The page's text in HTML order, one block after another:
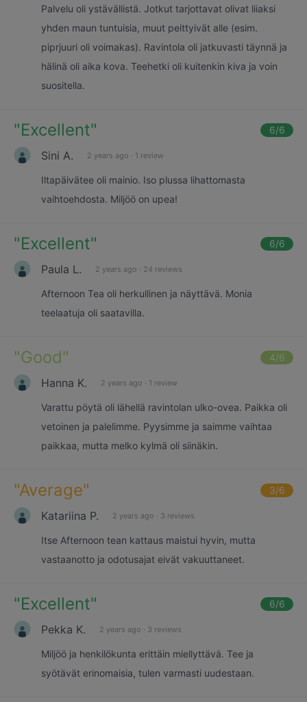
Palvelu oli ystävällistä. Jotkut tarjottavat olivat liiaksi
yhden maun tuntuisia, muut peittyivät alle (esim.
piprjuuri oli voimakas). Ravintola oli jatkuvasti täynnä ja
hälinä oli aika kova. Teehetki oli kuitenkin kiva ja voin
suositella.
"Excellent" 6/6
Sini A. 2 years ago · 1 review
Iltapäivätee oli mainio. Iso plussa lihattomasta
vaihtoehdosta. Miljöö on upea!
"Excellent" 6/6
Paula L. 2 years ago · 24 reviews
Afternoon Tea oli herkullinen ja näyttävä. Monia
teelaatuja oli saatavilla.
"Good" 4/6
Hanna K. 2 years ago · 1 review
Varattu pöytä oli lähellä ravintolan ulko-ovea. Paikka oli
vetoinen ja palelimme. Pyysimme ja saimme vaihtaa
paikkaa, mutta melko kylmä oli siinäkin.
"Average" 3/6
Katariina P. 2 years ago · 3 reviews
Itse Afternoon tean kattaus maistui hyvin, mutta
vastaanotto ja odotusajat eivät vakuuttaneet.
"Excellent" 6/6
Pekka K. 2 years ago · 3 reviews
Miljöö ja henkilökunta erittäin miellyttävä. Tee ja
syötävät erinomaisia, tulen varmasti uudestaan.